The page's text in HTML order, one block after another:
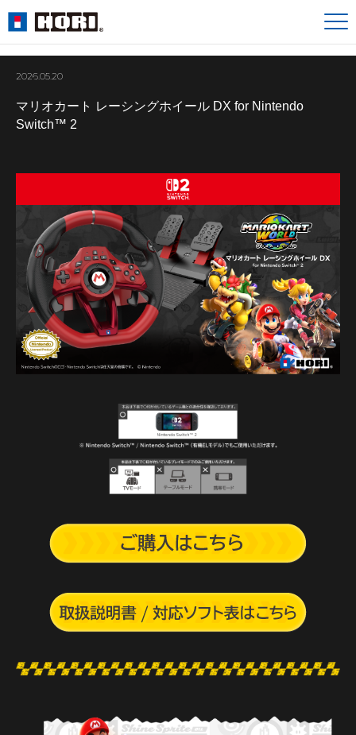
2026.05.20
マリオカート レーシングホイール DX for Nintendo
Switch™ 2